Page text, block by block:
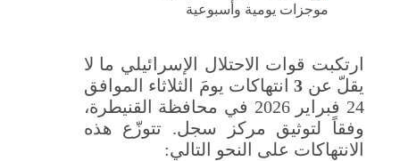
موجزات يومية وأسبوعية
ارتكبت قوات الاحتلال الإسرائيلي ما لا
يقلّ عن 3انتهاكات يومَ الثلاثاء الموافق
24 فبراير 2026 في محافظة القنيطرة،
وفقاً لتوثيق مركز سجل. تتوزّع هذه
الانتهاكات على النحو التالي: